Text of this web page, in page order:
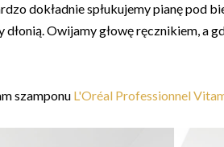
dokładnie spłukujemy pianę pod
dłonią. Owijamy głowę ręcznikiem, a
szamponu L'Oréal Professionnel